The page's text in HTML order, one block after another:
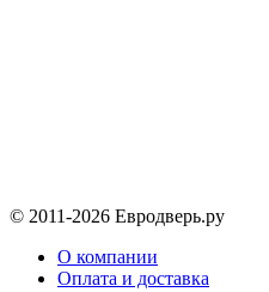
© 2011-2026 Евродверь.ру
О компании
Оплата и доставка